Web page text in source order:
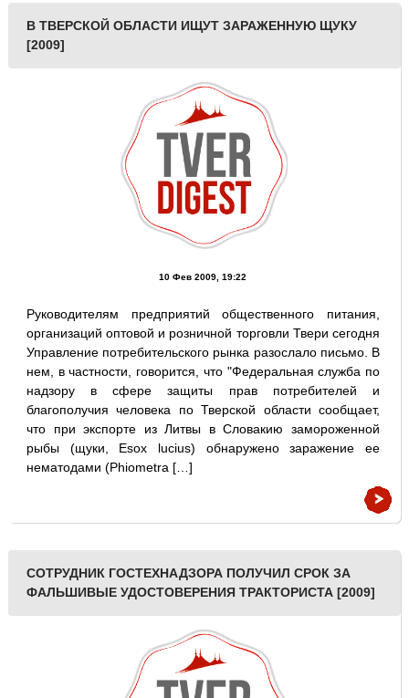
В ТВЕРСКОЙ ОБЛАСТИ ИЩУТ ЗАРАЖЕННУЮ ЩУКУ
[2009]
10 Фев 2009, 19:22
Руководителям предприятий общественного питания,
организаций оптовой и розничной торговли Твери сегодня
Управление потребительского рынка разослало письмо. В
нем, в частности, говорится, что "Федеральная служба по
надзору в сфере защиты прав потребителей и
благополучия человека по Тверской области сообщает,
что при экспорте из Литвы в Словакию замороженной
рыбы (щуки, Esox lucius) обнаружено заражение ее
нематодами (Phiometra […]
СОТРУДНИК ГОСТЕХНАДЗОРА ПОЛУЧИЛ СРОК ЗА
ФАЛЬШИВЫЕ УДОСТОВЕРЕНИЯ ТРАКТОРИСТА [2009]